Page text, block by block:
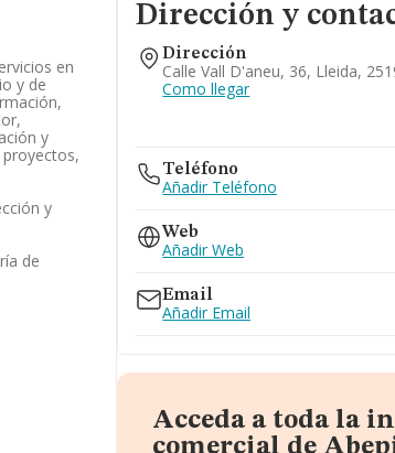
en
y de
y
y
de
Dirección y
Dirección
Calle Vall D'aneu, 36, Lleida,
Como llegar
Teléfono
Añadir Teléfono
Web
Añadir Web
Email
Añadir Email
Acceda a toda la
comercial de